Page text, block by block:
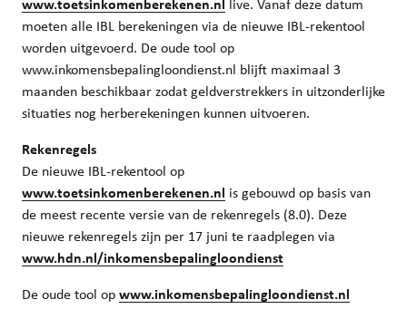
www.toetsinkomenberekenen.nl
live. Vanaf deze datum
moeten alle IBL berekeningen via de nieuwe IBL-rekentool
worden uitgevoerd. De oude tool op
www.inkomensbepalingloondienst.nl blijft maximaal 3
maanden beschikbaar zodat geldverstrekkers in uitzonderlijke
situaties nog herberekeningen kunnen uitvoeren.
Rekenregels
De nieuwe IBL-rekentool op
www.toetsinkomenberekenen.nl
is gebouwd op basis van
de meest recente versie van de rekenregels (8.0). Deze
nieuwe rekenregels zijn per 17 juni te raadplegen via
www.hdn.nl/inkomensbepalingloondienst
De oude tool op www.inkomensbepalingloondienst.nl